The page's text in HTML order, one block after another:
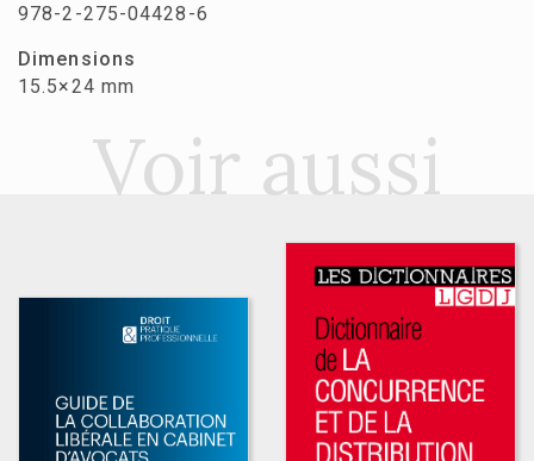
978-2-275-04428-6
Dimensions
15.5×24 mm
Voir aussi